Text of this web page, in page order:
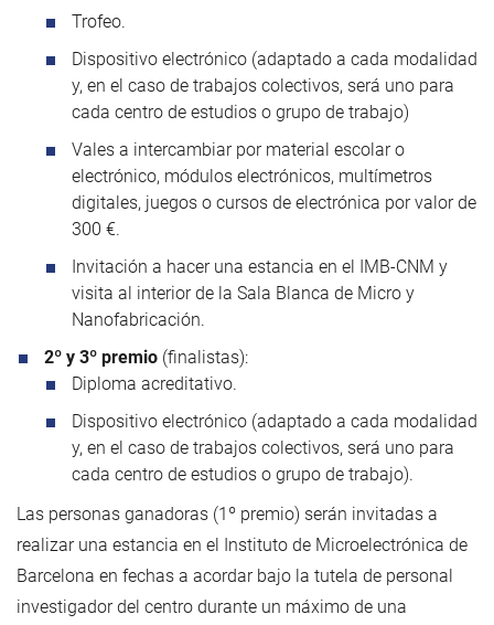
Trofeo.
Dispositivo electrónico (adaptado a cada modalidad
y, en el caso de trabajos colectivos, será uno para
cada centro de estudios o grupo de trabajo)
Vales a intercambiar por material escolar o
electrónico, módulos electrónicos, multímetros
digitales, juegos o cursos de electrónica por valor de
300 €.
Invitación a hacer una estancia en el IMB-CNM y
visita al interior de la Sala Blanca de Micro y
Nanofabricación.
2º y 3º premio (finalistas):
Diploma acreditativo.
Dispositivo electrónico (adaptado a cada modalidad
y, en el caso de trabajos colectivos, será uno para
cada centro de estudios o grupo de trabajo).
Las personas ganadoras (1º premio) serán invitadas a
realizar una estancia en el Instituto de Microelectrónica de
Barcelona en fechas a acordar bajo la tutela de personal
investigador del centro durante un máximo de una